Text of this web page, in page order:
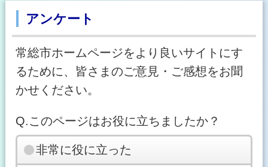
アンケート
常総市ホームページをより良いサイトにす
るために、皆さまのご意見・ご感想をお聞
かせください。
Q.このページはお役に立ちましたか？
非常に役に立った